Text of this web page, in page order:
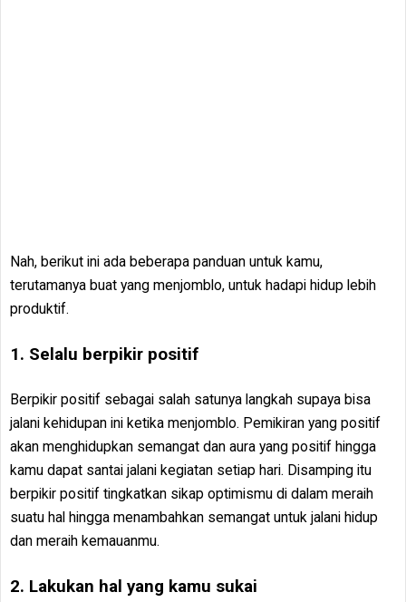
Nah, berikut ini ada beberapa panduan untuk kamu,
terutamanya buat yang menjomblo, untuk hadapi hidup lebih
produktif.
1. Selalu berpikir positif
Berpikir positif sebagai salah satunya langkah supaya bisa
jalani kehidupan ini ketika menjomblo. Pemikiran yang positif
akan menghidupkan semangat dan aura yang positif hingga
kamu dapat santai jalani kegiatan setiap hari. Disamping itu
berpikir positif tingkatkan sikap optimismu di dalam meraih
suatu hal hingga menambahkan semangat untuk jalani hidup
dan meraih kemauanmu.
2. Lakukan hal yang kamu sukai